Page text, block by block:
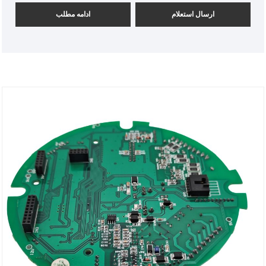
ادامه مطلب ارسال استعلام